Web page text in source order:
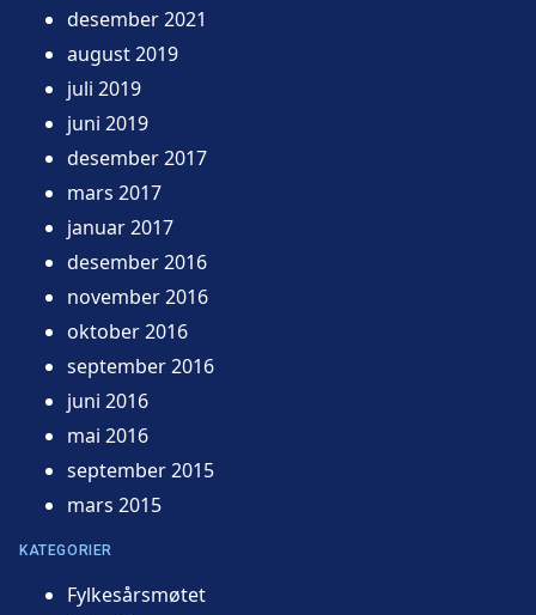
desember 2021
august 2019
juli 2019
juni 2019
desember 2017
mars 2017
januar 2017
desember 2016
november 2016
oktober 2016
september 2016
juni 2016
mai 2016
september 2015
mars 2015
KATEGORIER
Fylkesårsmøtet